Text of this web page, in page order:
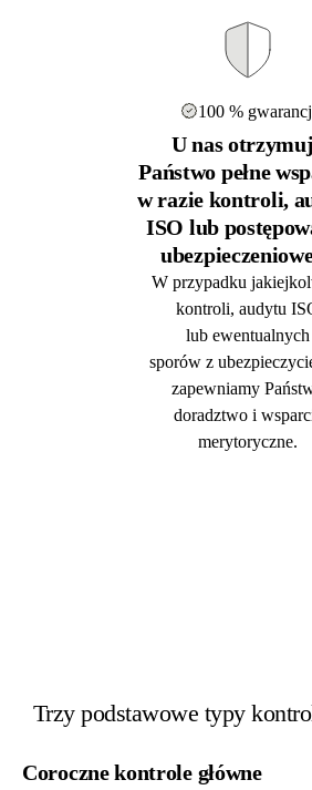
100 %
U nas
Państwo pełne
w razie kontroli,
ISO lub
W przypadku
kontroli, audytu
lub ewentualnych
sporów z
zapewniamy
doradztwo i
merytoryczne.
Trzy podstawowe typy
Coroczne kontrole główne